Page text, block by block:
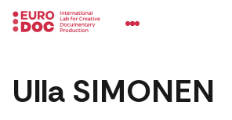
Ulla SIMONEN